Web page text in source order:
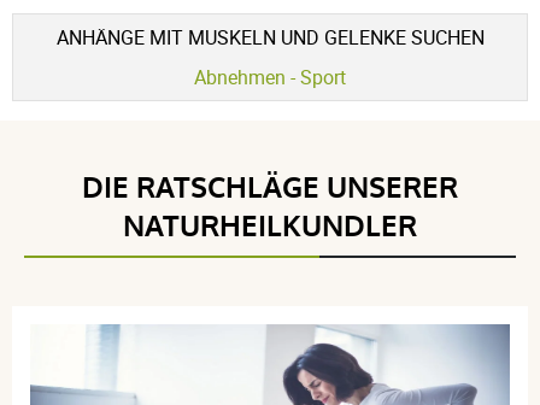
für :
Bänderschmerzen
ANHÄNGE MIT MUSKELN UND GELENKE SUCHEN
Abnehmen - Sport
DIE RATSCHLÄGE UNSERER
NATURHEILKUNDLER